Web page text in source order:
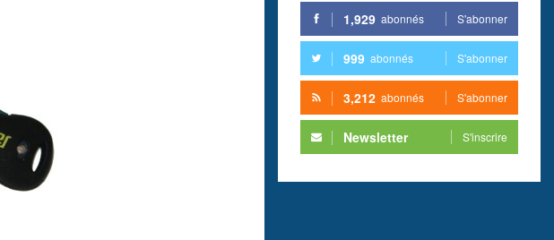
1,929 abonnés S'abonner
999 abonnés S'abonner
3,212 abonnés S'abonner
Newsletter S'inscrire